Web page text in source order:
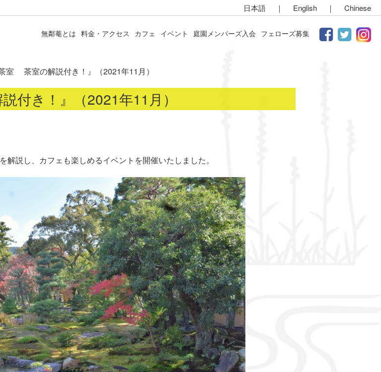
日本語 ｜ English ｜ Chinese
無鄰菴とは 料金・アクセス カフェ イベント 庭園メンバーズ入会 フェローズ募集
室 茶室の解説付き！』（2021年11月）
付き！』（2021年11月）
説し、カフェも楽しめるイベントを開催いたしました。